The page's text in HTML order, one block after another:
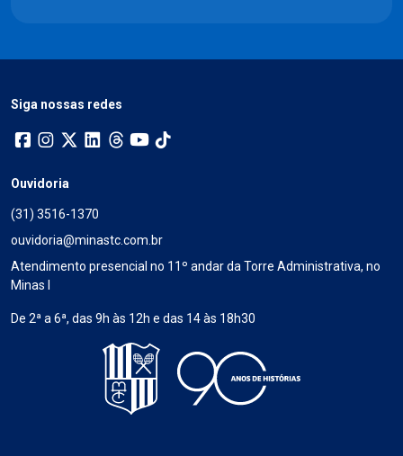
Siga nossas redes
Ouvidoria
(31) 3516-1370
ouvidoria@minastc.com.br
Atendimento presencial no 11º andar da Torre Administrativa, no
Minas I
De 2ª a 6ª, das 9h às 12h e das 14 às 18h30